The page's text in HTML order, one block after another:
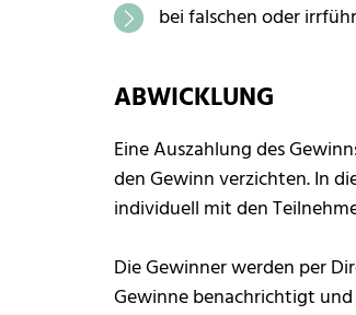
bei falschen oder
ABWICKLUNG
Eine Auszahlung des
den Gewinn verzichten. In
individuell mit den
Die Gewinner werden per
Gewinne benachrichtigt